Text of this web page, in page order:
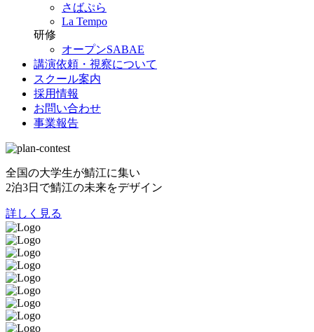
さばぷら
La Tempo
研修
オープンSABAE
講演依頼・視察について
スクール案内
採用情報
お問い合わせ
事業報告
全国の大学生が鯖江に集い
2泊3日で鯖江の未来をデザイン
詳しく見る